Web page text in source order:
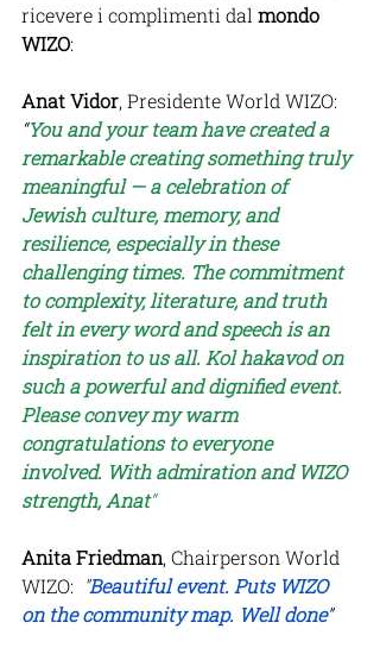
ricevere i complimenti dal mondo
WIZO:
Anat Vidor, Presidente World WIZO:
“You and your team have created a
remarkable creating something truly
meaningful — a celebration of
Jewish culture, memory, and
resilience, especially in these
challenging times. The commitment
to complexity, literature, and truth
felt in every word and speech is an
inspiration to us all. Kol hakavod on
such a powerful and dignified event.
Please convey my warm
congratulations to everyone
involved. With admiration and WIZO
strength, Anat“
Anita Friedman, Chairperson World
WIZO: "Beautiful event. Puts WIZO
on the community map. Well done”